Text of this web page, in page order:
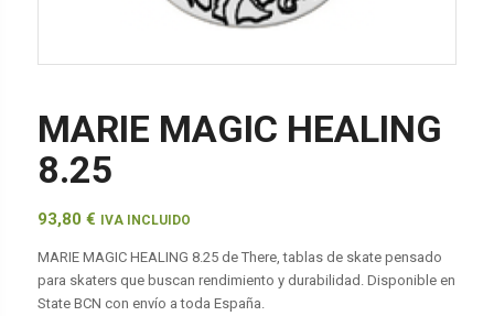
MARIE MAGIC HEALING
8.25
93,80 € IVA INCLUIDO
MARIE MAGIC HEALING 8.25 de There, tablas de skate pensado
para skaters que buscan rendimiento y durabilidad. Disponible en
State BCN con envío a toda España.